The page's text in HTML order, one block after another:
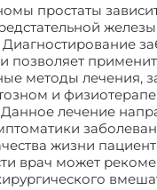
простаты
позволяет
методы лечения,
и
Данное лечение
жизни
врач может